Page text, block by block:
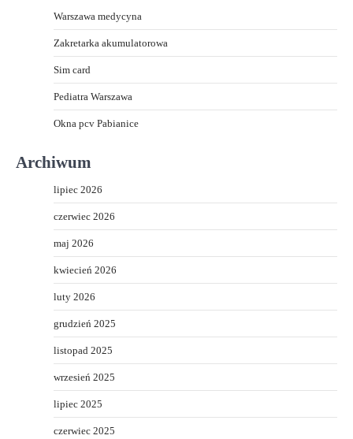
Warszawa medycyna
Zakretarka akumulatorowa
Sim card
Pediatra Warszawa
Okna pcv Pabianice
Archiwum
lipiec 2026
czerwiec 2026
maj 2026
kwiecień 2026
luty 2026
grudzień 2025
listopad 2025
wrzesień 2025
lipiec 2025
czerwiec 2025